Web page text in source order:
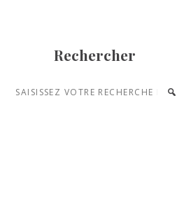
Rechercher
Saisissez